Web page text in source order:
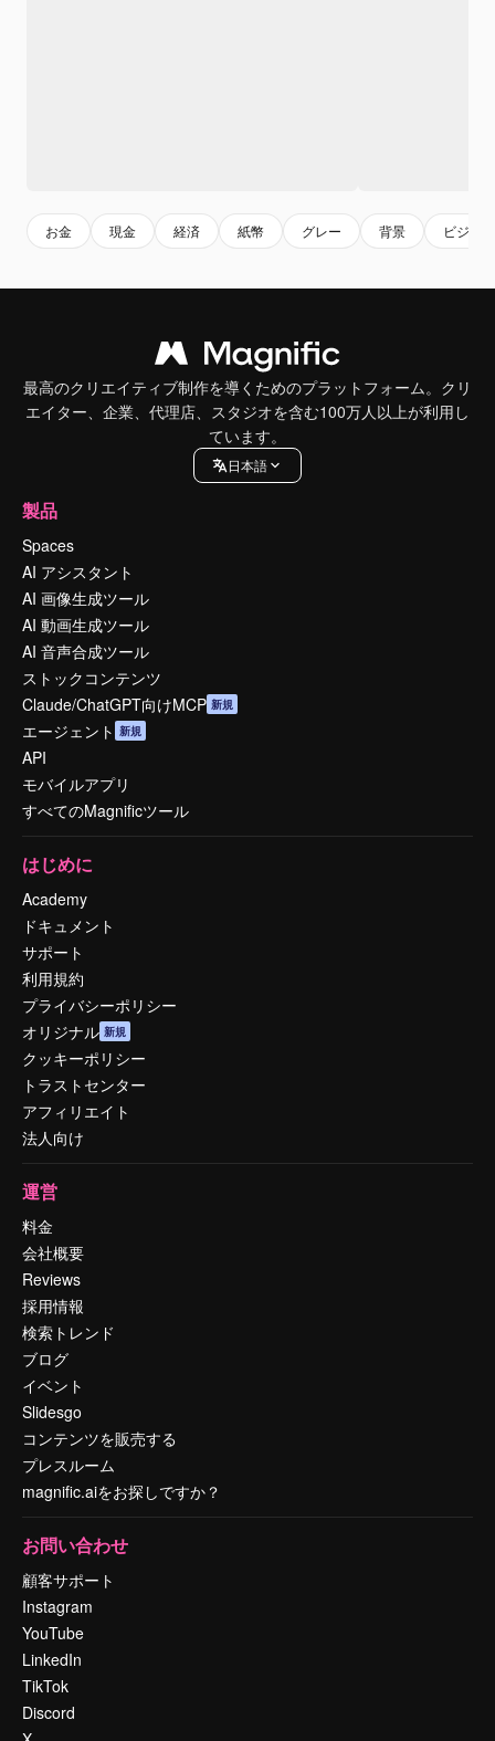
お金 現金 経済 紙幣 グレー 背景 ビジネス
最高のクリエイティブ制作を導くためのプラットフォーム。クリ
エイター、企業、代理店、スタジオを含む100万人以上が利用し
ています。
日本語
製品
Spaces
AI アシスタント
AI 画像生成ツール
AI 動画生成ツール
AI 音声合成ツール
ストックコンテンツ
Claude/ChatGPT向けMCP 新規
エージェント 新規
API
モバイルアプリ
すべてのMagnificツール
はじめに
Academy
ドキュメント
サポート
利用規約
プライバシーポリシー
オリジナル 新規
クッキーポリシー
トラストセンター
アフィリエイト
法人向け
運営
料金
会社概要
Reviews
採用情報
検索トレンド
ブログ
イベント
Slidesgo
コンテンツを販売する
プレスルーム
magnific.aiをお探しですか？
お問い合わせ
顧客サポート
Instagram
YouTube
LinkedIn
TikTok
Discord